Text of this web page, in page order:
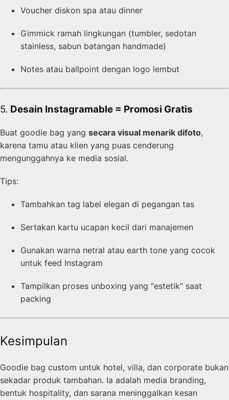
Voucher diskon spa atau dinner
Gimmick ramah lingkungan (tumbler, sedotan
stainless, sabun batangan handmade)
Notes atau ballpoint dengan logo lembut
5. Desain Instagramable = Promosi Gratis
Buat goodie bag yang secara visual menarik difoto,
karena tamu atau klien yang puas cenderung
mengunggahnya ke media sosial.
Tips:
Tambahkan tag label elegan di pegangan tas
Sertakan kartu ucapan kecil dari manajemen
Gunakan warna netral atau earth tone yang cocok
untuk feed Instagram
Tampilkan proses unboxing yang “estetik” saat
packing
Kesimpulan
Goodie bag custom untuk hotel, villa, dan corporate bukan
sekadar produk tambahan. Ia adalah media branding,
bentuk hospitality, dan sarana meninggalkan kesan